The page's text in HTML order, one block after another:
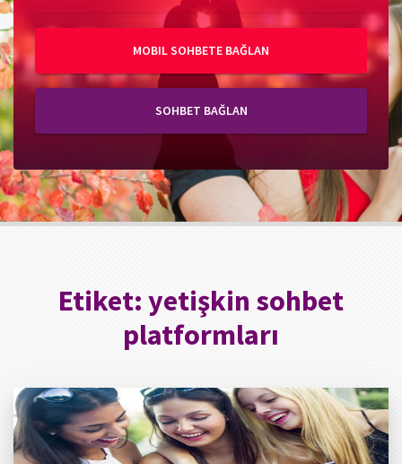
MOBIL SOHBETE BAĞLAN
SOHBET BAĞLAN
Etiket: yetişkin sohbet
platformları